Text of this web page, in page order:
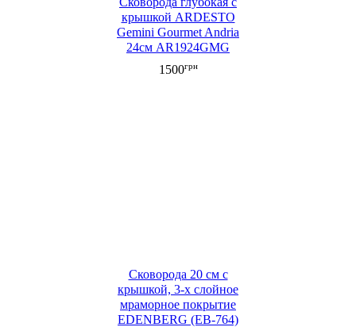
крышкой ARDESTO
Gemini Gourmet Andria
24см AR1924GMG
1500грн
Сковорода 20 см с
крышкой, 3-х слойное
мраморное покрытие
EDENBERG (EB-764)